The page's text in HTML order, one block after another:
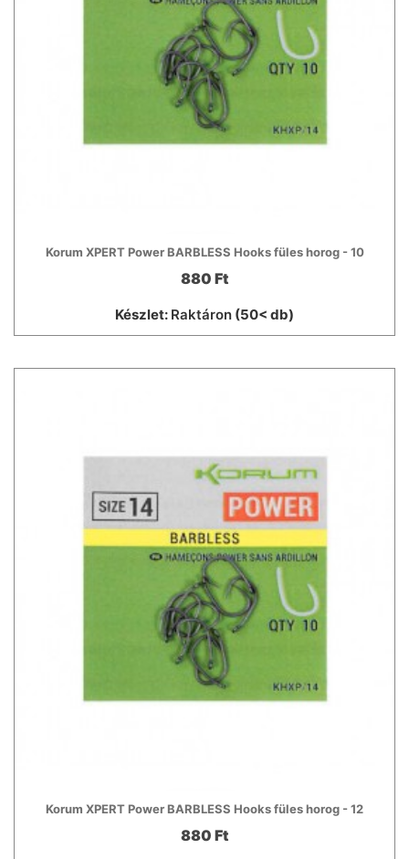
Korum XPERT Power BARBLESS Hooks füles horog - 10
880 Ft
Készlet: Raktáron (50< db)
Korum XPERT Power BARBLESS Hooks füles horog - 12
880 Ft